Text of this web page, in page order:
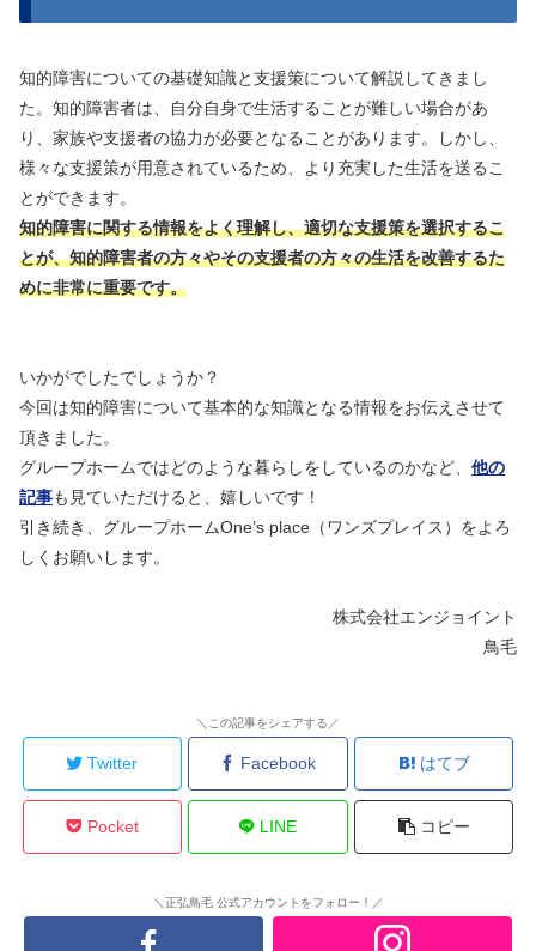
知的障害についての基礎知識と支援策について解説してきまし
た。知的障害者は、自分自身で生活することが難しい場合があ
り、家族や支援者の協力が必要となることがあります。しかし、
様々な支援策が用意されているため、より充実した生活を送るこ
とができます。
知的障害に関する情報をよく理解し、適切な支援策を選択するこ
とが、知的障害者の方々やその支援者の方々の生活を改善するた
めに非常に重要です。
いかがでしたでしょうか？
今回は知的障害について基本的な知識となる情報をお伝えさせて
頂きました。
グループホームではどのような暮らしをしているのかなど、 他の
記事も見ていただけると、嬉しいです！
引き続き、グループホームOne’s place（ワンズプレイス）をよろ
しくお願いします。
株式会社エンジョイント
鳥毛
＼この記事をシェアする／
Twitter Facebook はてブ
Pocket LINE コピー
＼正弘鳥毛 公式アカウントをフォロー！／